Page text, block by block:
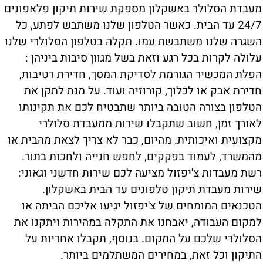
מעבדת הסלולר באשקלון מספקת שירות תיקון פלאפונים
24/7 עד הבית. כאשר הטלפון שלנו משתבש לפתע, כל
השגרה שלנו משתבשת עמו. תקלה בטלפון הסלולרי שלנו
עלולה לקרות בכל רגע וזאת בשל מגוון סיבות ביניהן :
הפלת המכשיר הגורמת לסדיקת המסך, חדירת רטיבות,
חדירת אבק או לכלוך, קורוזיה ועוד. על מנת לתקן את
הטלפון בצורה הטובה ביותר שתבטיח לכם את תקינותו
לאורך זמן, חשוב שתקבלו שירות ממעבדת סלולרי
מקצועית ואיכותית. מהיום, כבר לא צריך לצאת מהבית או
מהמשרד, לעמוד בפקקים, לחפש חנייה ולחכות בתור.
רשת מעבדות צ'יפזול מציעה לכם שירות חדשני וגאוני:
שירות מעבדת תיקון טלפונים עד הבית באשקלון.
הטכנאים המומחים של צ'יפזול יגיעו אליכם הביתה או
למקום העבודה, יאבחנו את התקלה במהירות ויתקנו את
הסלולרי שלכם על המקום. בנוסף, תקבלו אחריות על
התיקון וכל זאת, במחירים המשתלמים ביותר.